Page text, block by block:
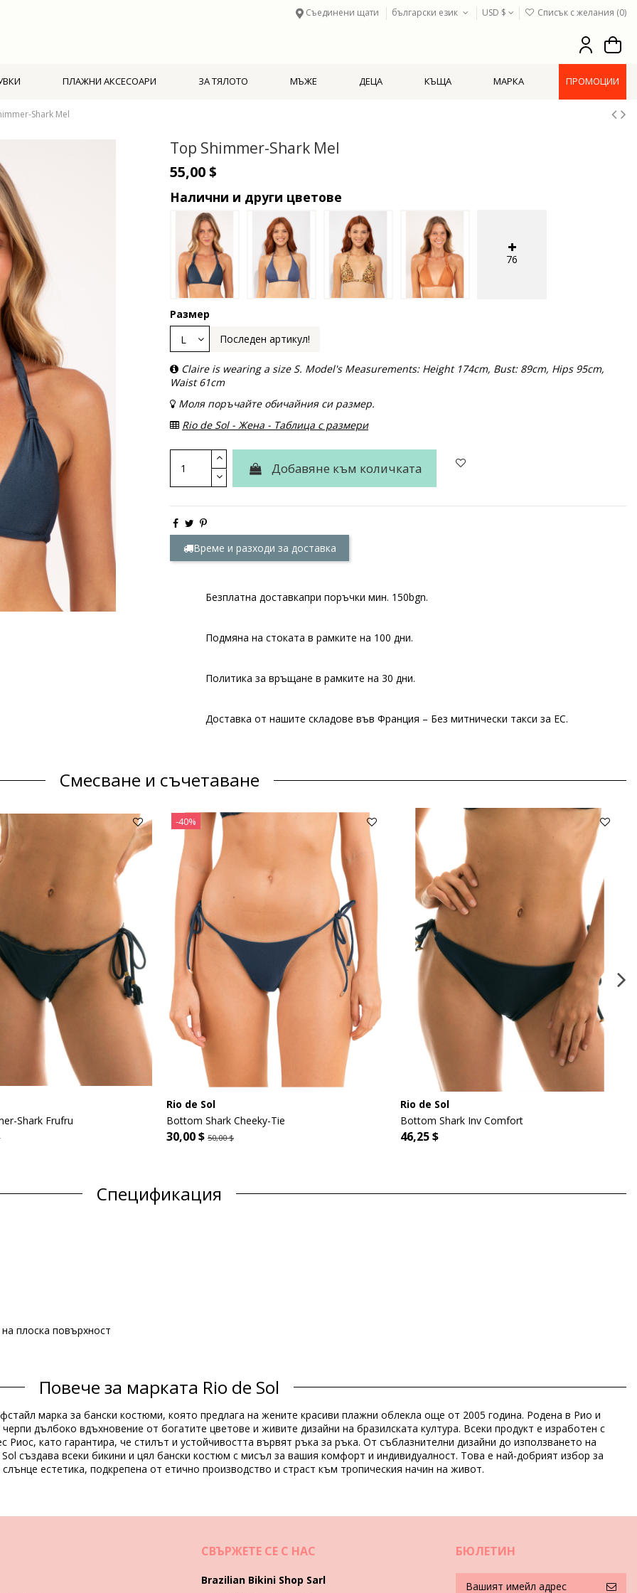
Съединени щати български език USD $ Списък с желания (0)
ПЛАЖНИ АКСЕСОАРИ ЗА ТЯЛОТО МЪЖЕ ДЕЦА КЪЩА МАРКА ПРОМОЦИИ
Shark Mel
Top Shimmer-Shark Mel
55,00 $
Налични и други цветове
76
Размер
Последен артикул!
Claire is wearing a size S. Model's Measurements: Height 174cm, Bust: 89cm, Hips 95cm,
Waist 61cm
Моля поръчайте обичайния си размер.
Rio de Sol - Жена - Таблица с размери
Добавяне към количката
Време и разходи за доставка
Безплатна доставкапри поръчки мин. 150bgn.
Подмяна на стоката в рамките на 100 дни.
Политика за връщане в рамките на 30 дни.
Доставка от нашите складове във Франция – Без митнически такси за ЕС.
Смесване и съчетаване
Shark Frufru
-40%
Rio de Sol
Bottom Shark Cheeky-Tie
30,00 $ 50,00 $
Rio de Sol
Bottom Shark Inv Comfort
46,25 $
Спецификация
плоска повърхност
Състав
Resistant
Продуктова информация
L (7899810462589), XL (7899810462596), XXL (7899810465962)
Повече за марката Rio de Sol
марка за бански костюми, която предлага на жените красиви плажни облекла още от 2005 година. Родена в Рио и
дълбоко вдъхновение от богатите цветове и живите дизайни на бразилската култура. Всеки продукт е изработен с
Риос, като гарантира, че стилът и устойчивостта вървят ръка за ръка. От съблазнителни дизайни до използването на
създава всеки бикини и цял бански костюм с мисъл за вашия комфорт и индивидуалност. Това е най-добрият избор за
естетика, подкрепена от етично производство и страст към тропическия начин на живот.
СВЪРЖЕТЕ СЕ С НАС
Brazilian Bikini Shop Sarl
БЮЛЕТИН